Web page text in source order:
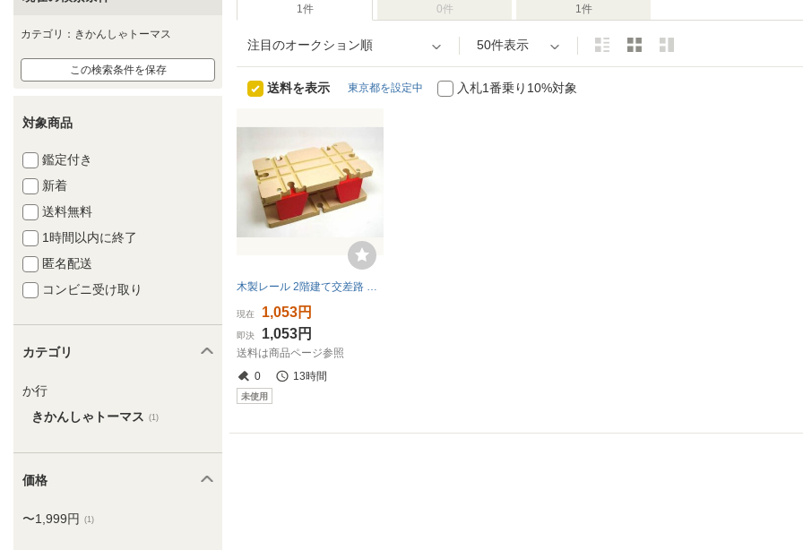
カテゴリ：きかんしゃトーマス
この検索条件を保存
対象商品
鑑定付き
新着
送料無料
1時間以内に終了
匿名配送
コンビニ受け取り
カテゴリ
か行
きかんしゃトーマス (1)
価格
〜1,999円 (1)
1件 0件 1件
注目のオークション順 50件表示
送料を表示 東京都を設定中 入札1番乗り10%対象
木製レール 2階建て交差路 機関車トーマスに 未使用
現在 1,053円
即決 1,053円
送料は商品ページ参照
0
13時間
未使用